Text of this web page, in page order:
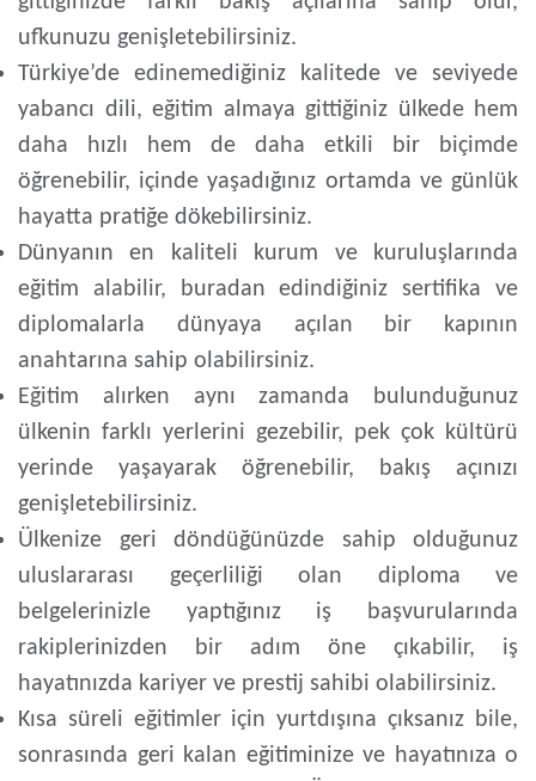
ufkunuzu genişletebilirsiniz.
Türkiye’de edinemediğiniz kalitede ve seviyede
yabancı dili, eğitim almaya gittiğiniz ülkede hem
daha hızlı hem de daha etkili bir biçimde
öğrenebilir, içinde yaşadığınız ortamda ve günlük
hayatta pratiğe dökebilirsiniz.
Dünyanın en kaliteli kurum ve kuruluşlarında
eğitim alabilir, buradan edindiğiniz sertifika ve
diplomalarla dünyaya açılan bir kapının
anahtarına sahip olabilirsiniz.
Eğitim alırken aynı zamanda bulunduğunuz
ülkenin farklı yerlerini gezebilir, pek çok kültürü
yerinde yaşayarak öğrenebilir, bakış açınızı
genişletebilirsiniz.
Ülkenize geri döndüğünüzde sahip olduğunuz
uluslararası geçerliliği olan diploma ve
belgelerinizle yaptığınız iş başvurularında
rakiplerinizden bir adım öne çıkabilir, iş
hayatınızda kariyer ve prestij sahibi olabilirsiniz.
Kısa süreli eğitimler için yurtdışına çıksanız bile,
sonrasında geri kalan eğitiminize ve hayatınıza o